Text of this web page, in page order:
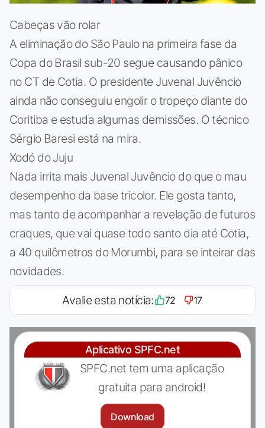
Cabeças vão rolar
A eliminação do São Paulo na primeira fase da
Copa do Brasil sub-20 segue causando pânico
no CT de Cotia. O presidente Juvenal Juvêncio
ainda não conseguiu engolir o tropeço diante do
Coritiba e estuda algumas demissões. O técnico
Sérgio Baresi está na mira.
Xodó do Juju
Nada irrita mais Juvenal Juvêncio do que o mau
desempenho da base tricolor. Ele gosta tanto,
mas tanto de acompanhar a revelação de futuros
craques, que vai quase todo santo dia até Cotia,
a 40 quilômetros do Morumbi, para se inteirar das
novidades.
Avalie esta notícia: 72 17
Aplicativo SPFC.net
SPFC.net tem uma aplicação
gratuita para android!
Download